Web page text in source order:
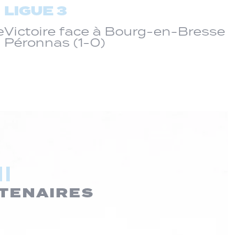
LIGUE 3
Victoire face à Bourg-en-Bresse
Péronnas (1-0)